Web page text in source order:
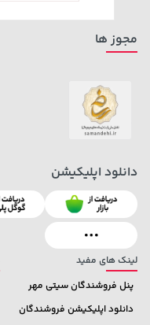
لینک های مفید
پنل فروشندگان سیتی مهر
دانلود اپلیکیشن فروشندگان
مجوز ها
دانلود اپلیکیشن